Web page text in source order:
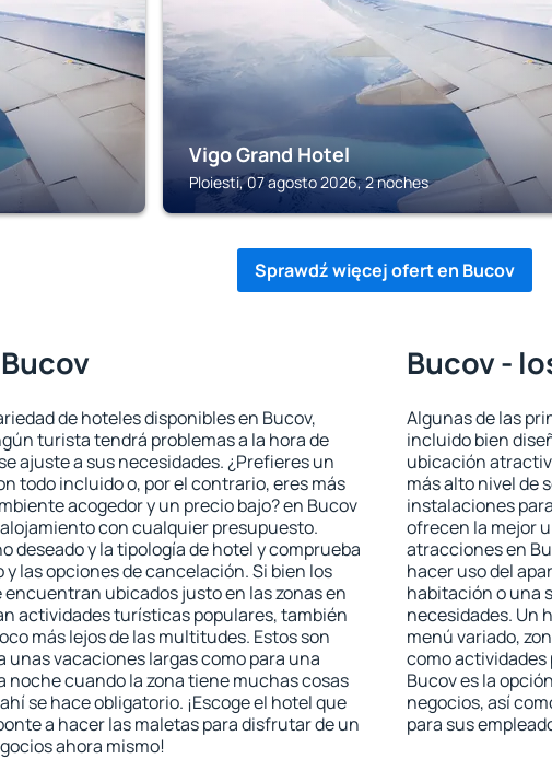
Vigo Grand Hotel
Ploiesti, 07 agosto 2026, 2 noches
Sprawdź więcej ofert en Bucov
de hoteles disponibles en Bucov,
turista tendrá problemas a la hora de
ajuste a sus necesidades. ¿Prefieres un
todo incluido o, por el contrario, eres más
acogedor y un precio bajo? en Bucov
con cualquier presupuesto.
deseado y la tipología de hotel y comprueba
y las opciones de cancelación. Si bien los
encuentran ubicados justo en las zonas en
actividades turísticas populares, también
más lejos de las multitudes. Estos son
unas vacaciones largas como para una
noche cuando la zona tiene muchas cosas
se hace obligatorio. ¡Escoge el hotel que
a hacer las maletas para disfrutar de un
ahora mismo!
Bucov -
Algunas de las
incluido bien
ubicación
más alto nivel de
instalaciones
ofrecen la mejor
atracciones en
hacer uso del
habitación o una
necesidades. Un
menú variado,
como actividades
Bucov es la
negocios, así
para sus